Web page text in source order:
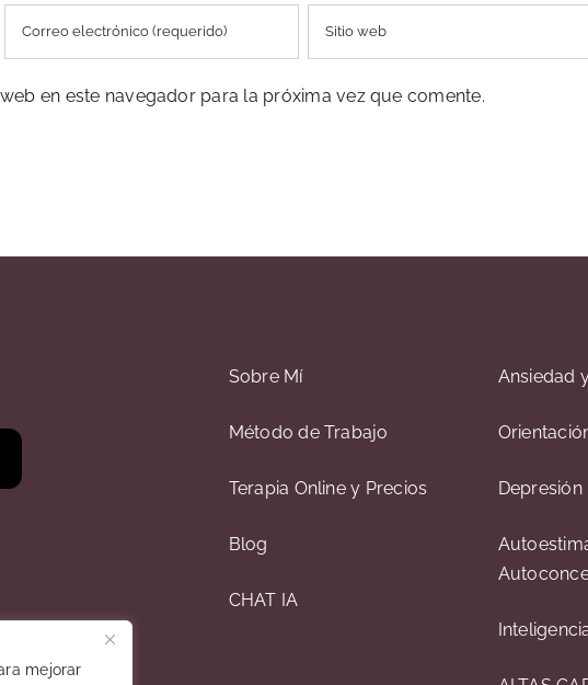
mejorar
en este navegador para la próxima vez que comente.
Sobre Mí
Método de Trabajo
Terapia Online y Precios
Blog
CHAT IA
Ansiedad
Depresión